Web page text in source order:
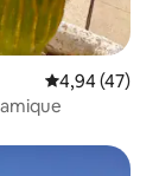
Évaluation
4,94 (47)